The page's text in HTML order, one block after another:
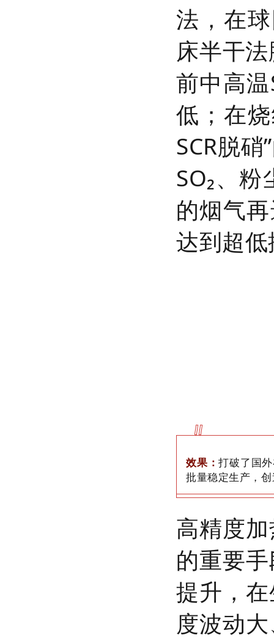
法，在
床半干
前中高
低；在
SCR脱
SO₂、
的烟气
达到超
效果：打破了国
批量稳定生产，
高精度
的重要
提升，
度波动